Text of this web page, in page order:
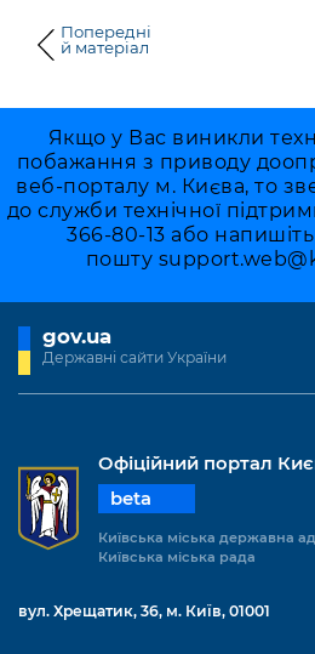
Попередні
й матеріал
Якщо у Вас виникли
побажання з приводу
веб-порталу м. Києва, то
до служби технічної
366-80-13 або
пошту
gov.ua
Державні сайти України
Офіційний портал
beta
Київська міська державна
Київська міська рада
вул. Хрещатик, 36, м. Київ, 01001